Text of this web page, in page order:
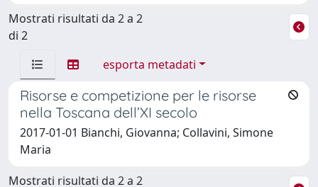
Mostrati risultati da 2 a 2
di 2
esporta metadati
Risorse e competizione per le risorse
nella Toscana dell’XI secolo
2017-01-01 Bianchi, Giovanna; Collavini, Simone
Maria
Mostrati risultati da 2 a 2